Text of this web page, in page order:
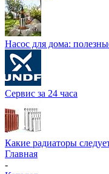
Насос для дома:
Сервис за 24 часа
Какие радиаторы
Главная
-